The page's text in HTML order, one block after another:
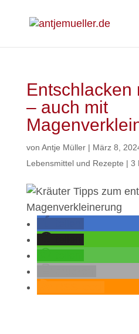
Entschlacken
– auch mit
von Antje Müller| März 8,
Lebensmittel und Rezepte | 3